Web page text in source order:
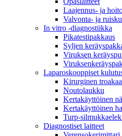
Laajennus- ja
Valvonta- ja
In vitro -diagnostiikka
Pikatestipakkaus
Syljen
Viruksen
Laparoskooppiset
Kirurginen
Noutolaukku
Kertakäyttöinen
Kertakäyttöinen
Turp-
Diagnostiset laitteet